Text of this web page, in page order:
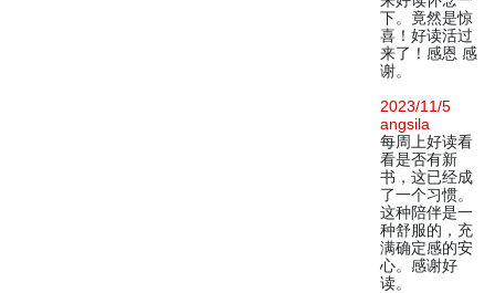
下。竟然是惊
喜！好读活过
来了！感恩 感
谢。
2023/11/5
angsila
每周上好读看
看是否有新
书，这已经成
了一个习惯。
这种陪伴是一
种舒服的，充
满确定感的安
心。感谢好
读。